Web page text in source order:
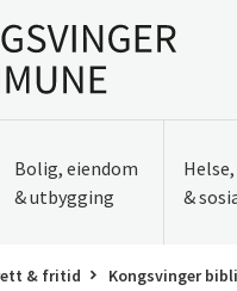
Bolig, eiendom
& utbygging
&
& fritid Kongsvinger